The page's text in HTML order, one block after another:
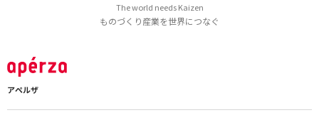
The world needs Kaizen
ものづくり産業を世界につなぐ
アペルザ